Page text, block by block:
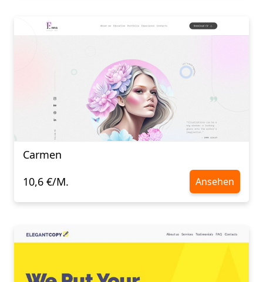
Carmen
10,6 €/M.
Ansehen